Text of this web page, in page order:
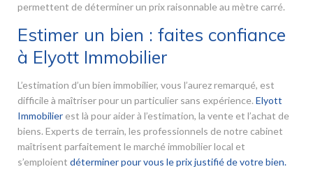
permettent de déterminer un prix raisonnable au mètre carré.
Estimer un bien : faites confiance
à Elyott Immobilier
L’estimation d’un bien immobilier, vous l’aurez remarqué, est
difficile à maîtriser pour un particulier sans expérience. Elyott
Immobilier est là pour aider à l’estimation, la vente et l’achat de
biens. Experts de terrain, les professionnels de notre cabinet
maîtrisent parfaitement le marché immobilier local et
s’emploient déterminer pour vous le prix justifié de votre bien.